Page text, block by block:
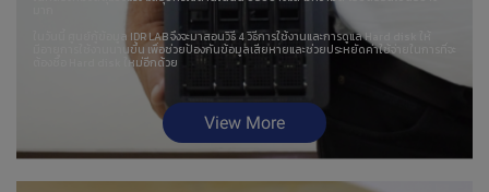
ในวันนี้ ศูนย์กู้ข้อมูล IDR LAB จึงจะมาสอนวิธี 4 วิธีการใช้งานและการดูแล Hard disk ให้
มีอายุการใช้งานนานขึ้น เพื่อช่วยป้องกันข้อมูลเสียหายและช่วยประหยัดค่าใช้จ่ายในการที่จะ
ต้องซื้อ Hard disk ใหม่อีกด้วย
View More